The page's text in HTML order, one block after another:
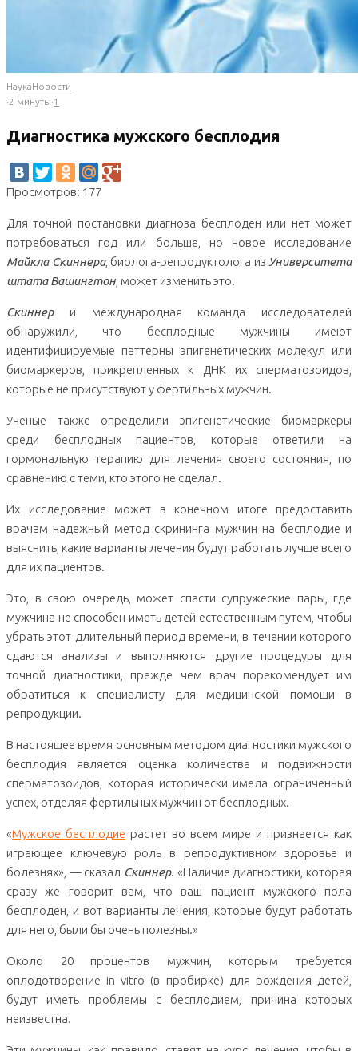
НаукаНовости
·2 минуты·1
Диагностика мужского бесплодия
Просмотров: 177
Для точной постановки диагноза бесплоден или нет может
потребоваться год или больше, но новое исследование
Майкла Скиннера, биолога-репродуктолога из Университета
штата Вашингтон , может изменить это.
Скиннери международная команда исследователей
обнаружили, что бесплодные мужчины имеют
идентифицируемые паттерны эпигенетических молекул или
биомаркеров, прикрепленных к ДНК их сперматозоидов,
которые не присутствуют у фертильных мужчин.
Ученые также определили эпигенетические биомаркеры
среди бесплодных пациентов, которые ответили на
гормональную терапию для лечения своего состояния, по
сравнению с теми, кто этого не сделал.
Их исследование может в конечном итоге предоставить
врачам надежный метод скрининга мужчин на бесплодие и
выяснить, какие варианты лечения будут работать лучше всего
для их пациентов.
Это, в свою очередь, может спасти супружеские пары, где
мужчина не способен иметь детей естественным путем, чтобы
убрать этот длительный период времени, в течении которого
сдаются анализы и выполняются другие процедуры для
точной диагностики, прежде чем врач порекомендует им
обратиться к специалисту для медицинской помощи в
репродукции.
В настоящее время основным методом диагностики мужского
бесплодия является оценка количества и подвижности
сперматозоидов, которая исторически имела ограниченный
успех, отделяя фертильных мужчин от бесплодных.
«Мужское бесплодие растет во всем мире и признается как
играющее ключевую роль в репродуктивном здоровье и
болезнях», — сказал Скиннер. «Наличие диагностики, которая
сразу же говорит вам, что ваш пациент мужского пола
бесплоден, и вот варианты лечения, которые будут работать
для него, были бы очень полезны.»
Около 20 процентов мужчин, которым требуется
оплодотворение in vitro (в пробирке) для рождения детей,
будут иметь проблемы с бесплодием, причина которых
неизвестна.